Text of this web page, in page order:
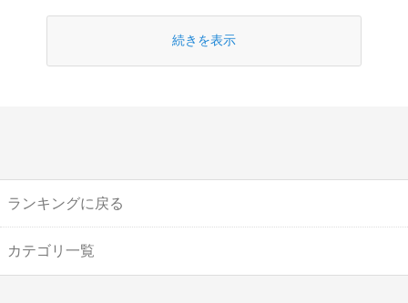
続きを表示
ランキングに戻る
カテゴリ一覧